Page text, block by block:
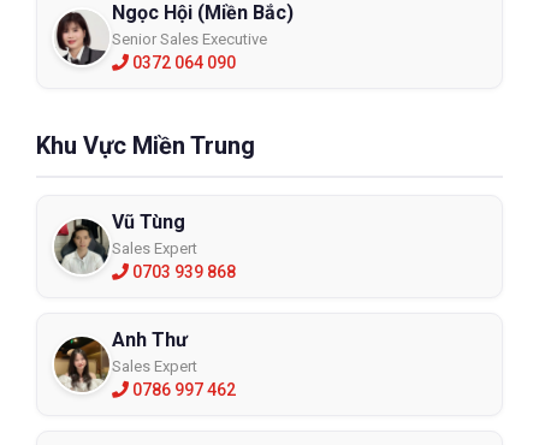
Ngọc Hội (Miền Bắc)
Senior Sales Executive
0372 064 090
Khu Vực Miền Trung
Vũ Tùng
Sales Expert
0703 939 868
Anh Thư
Sales Expert
0786 997 462